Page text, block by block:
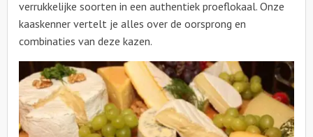
verrukkelijke soorten in een authentiek proeflokaal. Onze
kaaskenner vertelt je alles over de oorsprong en
combinaties van deze kazen.